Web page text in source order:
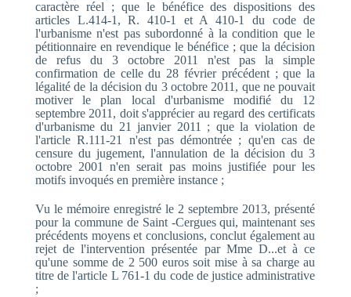
caractère réel ; que le bénéfice des dispositions des
articles L.414-1, R. 410-1 et A 410-1 du code de
l'urbanisme n'est pas subordonné à la condition que le
pétitionnaire en revendique le bénéfice ; que la décision
de refus du 3 octobre 2011 n'est pas la simple
confirmation de celle du 28 février précédent ; que la
légalité de la décision du 3 octobre 2011, que ne pouvait
motiver le plan local d'urbanisme modifié du 12
septembre 2011, doit s'apprécier au regard des certificats
d'urbanisme du 21 janvier 2011 ; que la violation de
l'article R.111-21 n'est pas démontrée ; qu'en cas de
censure du jugement, l'annulation de la décision du 3
octobre 2001 n'en serait pas moins justifiée pour les
motifs invoqués en première instance ;
Vu le mémoire enregistré le 2 septembre 2013, présenté
pour la commune de Saint -Cergues qui, maintenant ses
précédents moyens et conclusions, conclut également au
rejet de l'intervention présentée par Mme D...et à ce
qu'une somme de 2 500 euros soit mise à sa charge au
titre de l'article L 761-1 du code de justice administrative
;